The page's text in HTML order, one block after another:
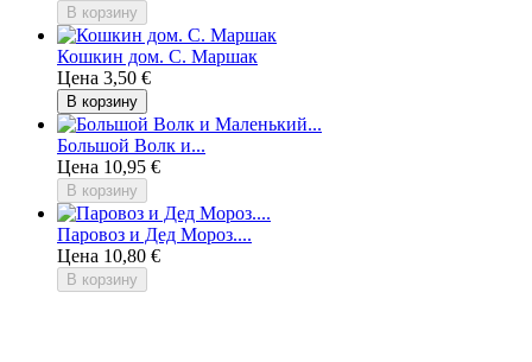
В корзину
Кошкин дом. С. Маршак
Цена 3,50 €
В корзину
Большой Волк и...
Цена 10,95 €
В корзину
Паровоз и Дед Мороз....
Цена 10,80 €
В корзину